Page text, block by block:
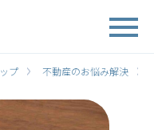
プ 不動産のお悩み解決